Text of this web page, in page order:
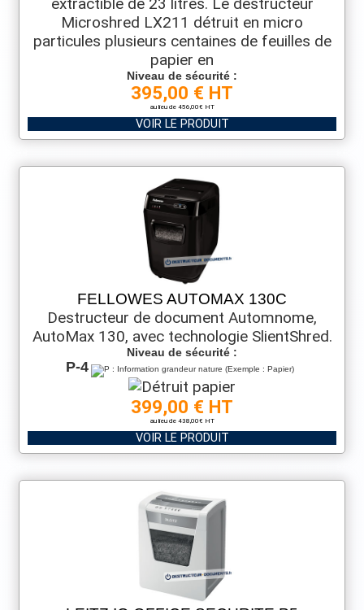
Microshred LX211 détruit en micro
particules plusieurs centaines de feuilles de
papier en
Niveau de sécurité :
395,00 € HT
au lieu de 456,00€ HT
VOIR LE PRODUIT
FELLOWES AUTOMAX 130C
Destructeur de document Automnome,
AutoMax 130, avec technologie SlientShred.
Niveau de sécurité :
P-4
399,00 € HT
au lieu de 438,00€ HT
VOIR LE PRODUIT